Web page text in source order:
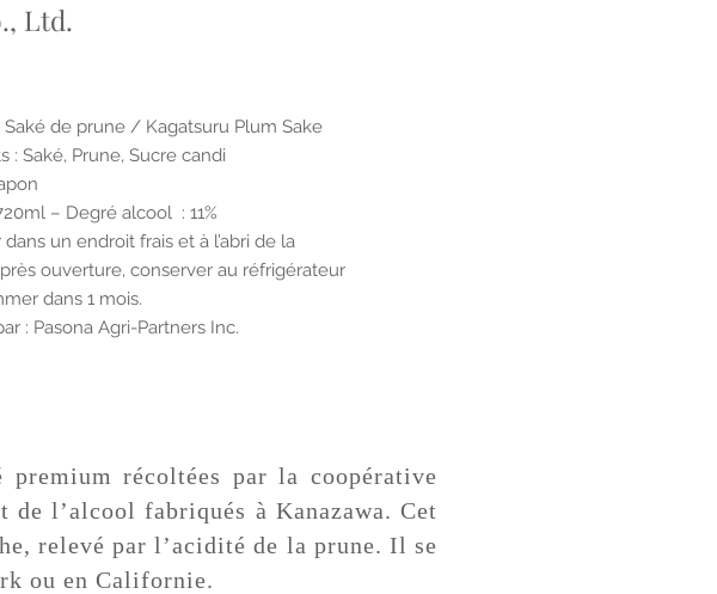
Ltd.
Saké de prune / Kagatsuru Plum Sake
: Saké, Prune, Sucre candi
– Degré alcool : 11%
un endroit frais et à l’abri de la
ouverture, conserver au réfrigérateur
dans 1 mois.
: Pasona Agri-Partners Inc.
récoltées par la coopérative
l’alcool fabriqués à Kanazawa. Cet
relevé par l’acidité de la prune. Il se
ou en Californie.